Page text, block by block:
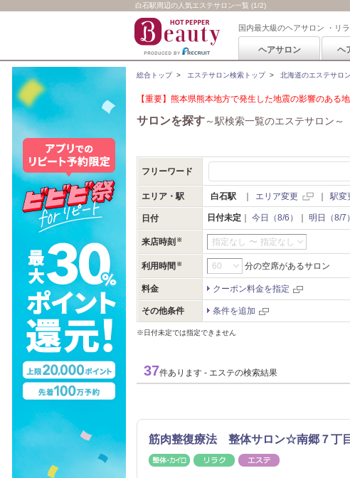
白石駅周辺の人気エステサロン一覧 (1/2)
国内最大級のヘアサロン ・リ
ヘアサロン ヘ
総合トップ> エステサロン検索トップ> 北海道のエステサロン
【重要】熊本県熊本地方で発生した地震の影響のある
サロンを探す～駅検索一覧のエステサロン～
フリーワード
エリア・駅 白石駅 エリア変更 駅変
日付 日付未定 今日（8/6） 明日（8/7）
来店時刻 指定なし 〜 指定なし
利用時間 分の空席があるサロン
料金 クーポン料金を指定
その他条件 条件を追加
※日付未定では指定できません
37件あります - エステの検索結果
筋肉整復療法 整体サロン☆南郷７丁
整体・カイロリラク